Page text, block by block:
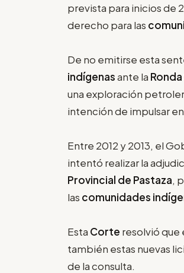
prevista para inicios de
derecho para las
De no emitirse esta
indígenasante la
una exploración
intención de impulsar
Entre 2012 y 2013, el
intentó realizar la
Provincial de Pastaza,
las comunidades
Esta Corte resolvió que
también estas nuevas
de la consulta.